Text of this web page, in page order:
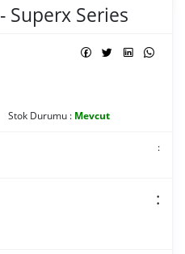
Superx Series
Stok Durumu : Mevcut
:
: